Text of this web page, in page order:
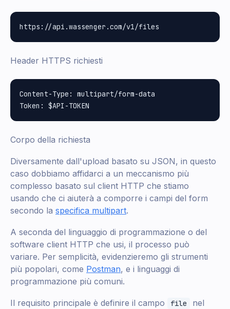
Header HTTPS richiesti
Content-Type: multipart/form-data
Corpo della richiesta
Diversamente dall'upload basato su JSON, in questo
caso dobbiamo affidarci a un meccanismo più
complesso basato sul client HTTP che stiamo
usando che ci aiuterà a comporre i campi del form
secondo la specifica multipart.
A seconda del linguaggio di programmazione o del
software client HTTP che usi, il processo può
variare. Per semplicità, evidenzieremo gli strumenti
più popolari, come Postman, e i linguaggi di
programmazione più comuni.
Il requisito principale è definire il campo file
nel